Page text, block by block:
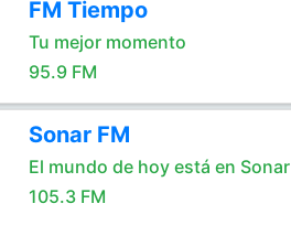
FM Tiempo
Tu mejor momento
95.9 FM
Sonar FM
El mundo de hoy está en Sonar
105.3 FM